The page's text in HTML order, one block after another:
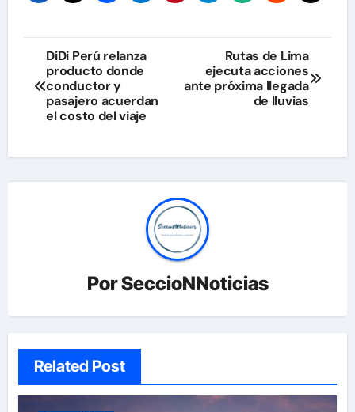
Navegación
de
entradas
DiDi Perú relanza
producto donde
conductor y
pasajero acuerdan
el costo del viaje
Rutas de Lima
ejecuta acciones
ante próxima llegada
de lluvias
PorSeccioNNoticias
Related Post